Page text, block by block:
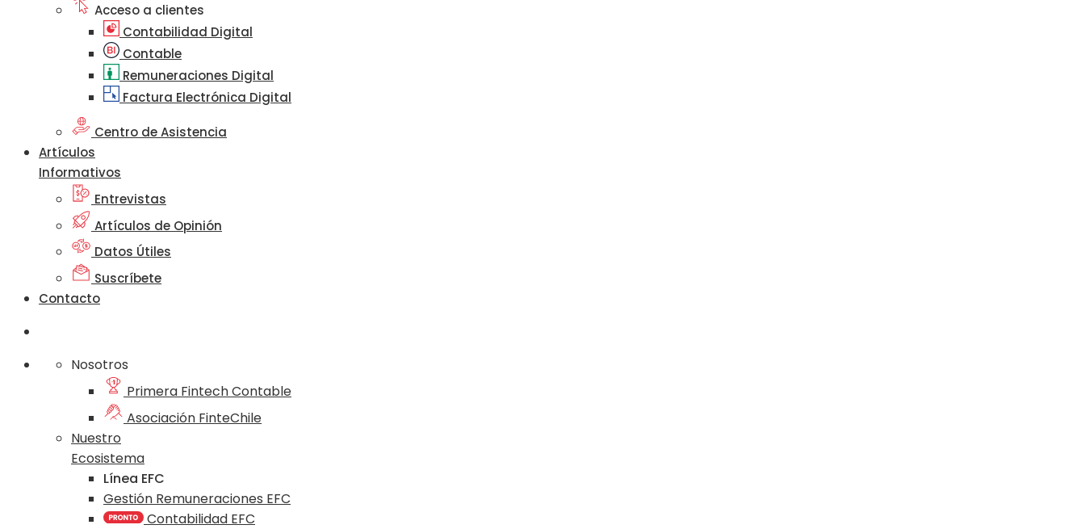
Acceso a clientes
Contabilidad Digital
Contable
Remuneraciones Digital
Factura Electrónica Digital
Centro de Asistencia
Artículos
Informativos
Entrevistas
Artículos de Opinión
Datos Útiles
Suscríbete
Contacto
Nosotros
Primera Fintech Contable
Asociación FinteChile
Nuestro
Ecosistema
Línea EFC
Gestión Remuneraciones EFC
Contabilidad EFC